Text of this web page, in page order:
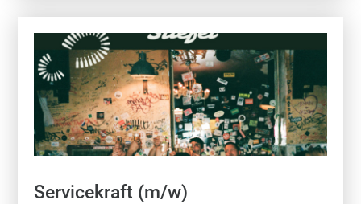
Servicekraft (m/w)